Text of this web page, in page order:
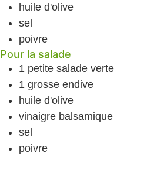
huile d'olive
sel
poivre
Pour la salade
1 petite salade verte
1 grosse endive
huile d'olive
vinaigre balsamique
sel
poivre